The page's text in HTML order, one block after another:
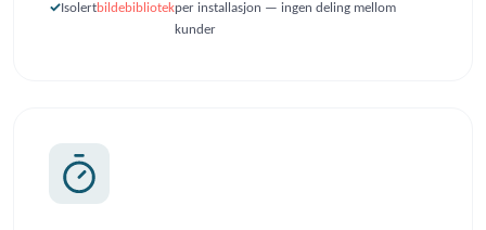
Isolertbildebibliotekper installasjon — ingen deling mellom
kunder